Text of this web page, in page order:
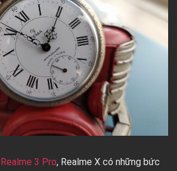
Realme 3 Pro, Realme X có những bức